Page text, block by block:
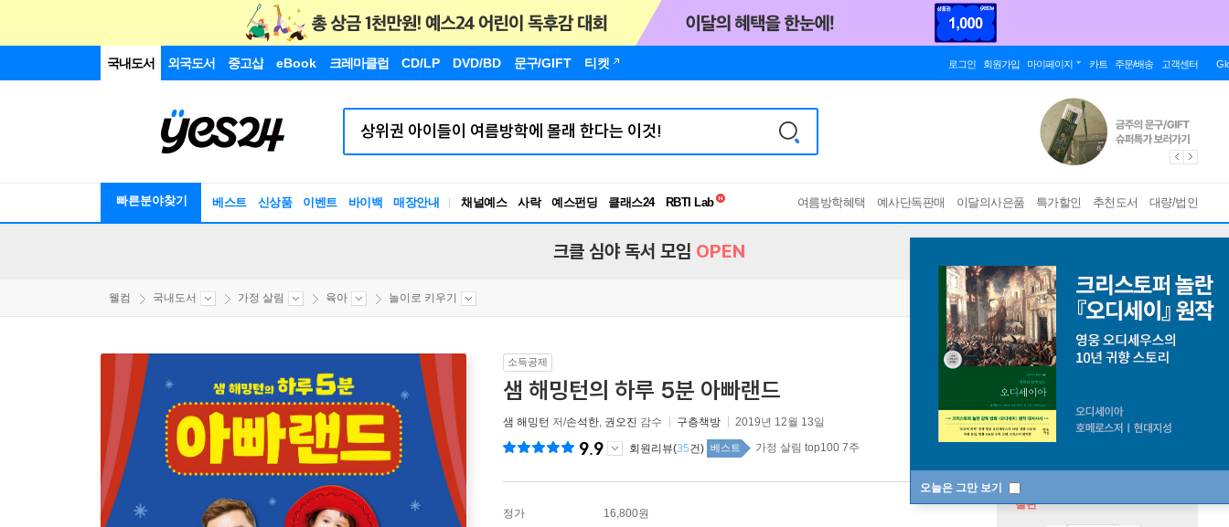
국내도서 외국도서 중고샵 eBook 크레마클럽 CD/LP DVD/BD 문구/GIFT 티켓 로그인 회원가입 마이페이지 카트 주문/배송 고객센터
빠른분야찾기 베스트 신상품 이벤트 바이백 매장안내 채널예스 사락 예스펀딩 클래스24
RBTI Lab
독서유형검사
여름방학혜택 예사단독판매 이달의사은품 특가할인 추천도서 대량/법인
오늘은 그만 보기
크클 심야 독서 모임 OPEN
웰컴 국내도서 가정 살림 육아 놀이로 키우기
소득공제
샘 해밍턴의 하루 5분 아빠랜드
샘 해밍턴 저/손석한, 권오진 감수 구층책방 2019년 12월 13일
9.9 회원리뷰(35건) 베스트 가정 살림 top100 7주
정가 16,800원
절판